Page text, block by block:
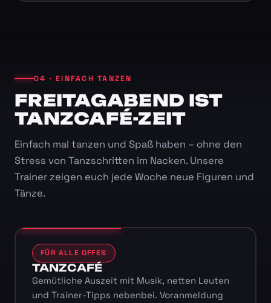
04 · EINFACH TANZEN
FREITAGABEND IST
TANZCAFÉ-ZEIT
Einfach mal tanzen und Spaß haben – ohne den
Stress von Tanzschritten im Nacken. Unsere
Trainer zeigen euch jede Woche neue Figuren und
Tänze.
FÜR ALLE OFFEN
TANZCAFÉ
Gemütliche Auszeit mit Musik, netten Leuten
und Trainer-Tipps nebenbei. Voranmeldung